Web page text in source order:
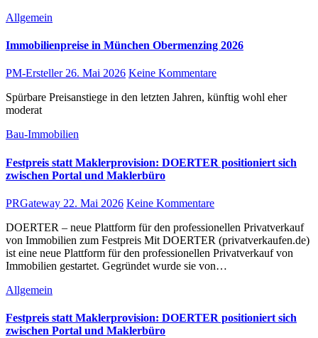
Allgemein
Immobilienpreise in München Obermenzing 2026
PM-Ersteller 26. Mai 2026 Keine Kommentare
Spürbare Preisanstiege in den letzten Jahren, künftig wohl eher
moderat
Bau-Immobilien
Festpreis statt Maklerprovision: DOERTER positioniert sich
zwischen Portal und Maklerbüro
PRGateway 22. Mai 2026 Keine Kommentare
DOERTER – neue Plattform für den professionellen Privatverkauf
von Immobilien zum Festpreis Mit DOERTER (privatverkaufen.de)
ist eine neue Plattform für den professionellen Privatverkauf von
Immobilien gestartet. Gegründet wurde sie von…
Allgemein
Festpreis statt Maklerprovision: DOERTER positioniert sich
zwischen Portal und Maklerbüro